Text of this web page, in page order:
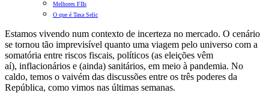
Melhores FIIs
O que é Taxa Selic
Estamos vivendo num contexto de incerteza no mercado. O cenário
se tornou tão imprevisível quanto uma viagem pelo universo com a
somatória entre riscos fiscais, políticos (as eleições vêm
aí), inflacionários e (ainda) sanitários, em meio à pandemia. No
caldo, temos o vaivém das discussões entre os três poderes da
República, como vimos nas últimas semanas.